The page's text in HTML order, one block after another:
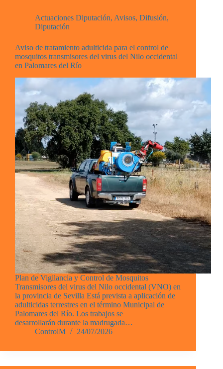
Actuaciones Diputación, Avisos, Difusión,
Diputación
Aviso de tratamiento adulticida para el control de
mosquitos transmisores del virus del Nilo occidental
en Palomares del Río
Plan de Vigilancia y Control de Mosquitos
Transmisores del virus del Nilo occidental (VNO) en
la provincia de Sevilla Está prevista a aplicación de
adulticidas terrestres en el término Municipal de
Palomares del Río. Los trabajos se
desarrollarán durante la madrugada…
ControlM
24/07/2026